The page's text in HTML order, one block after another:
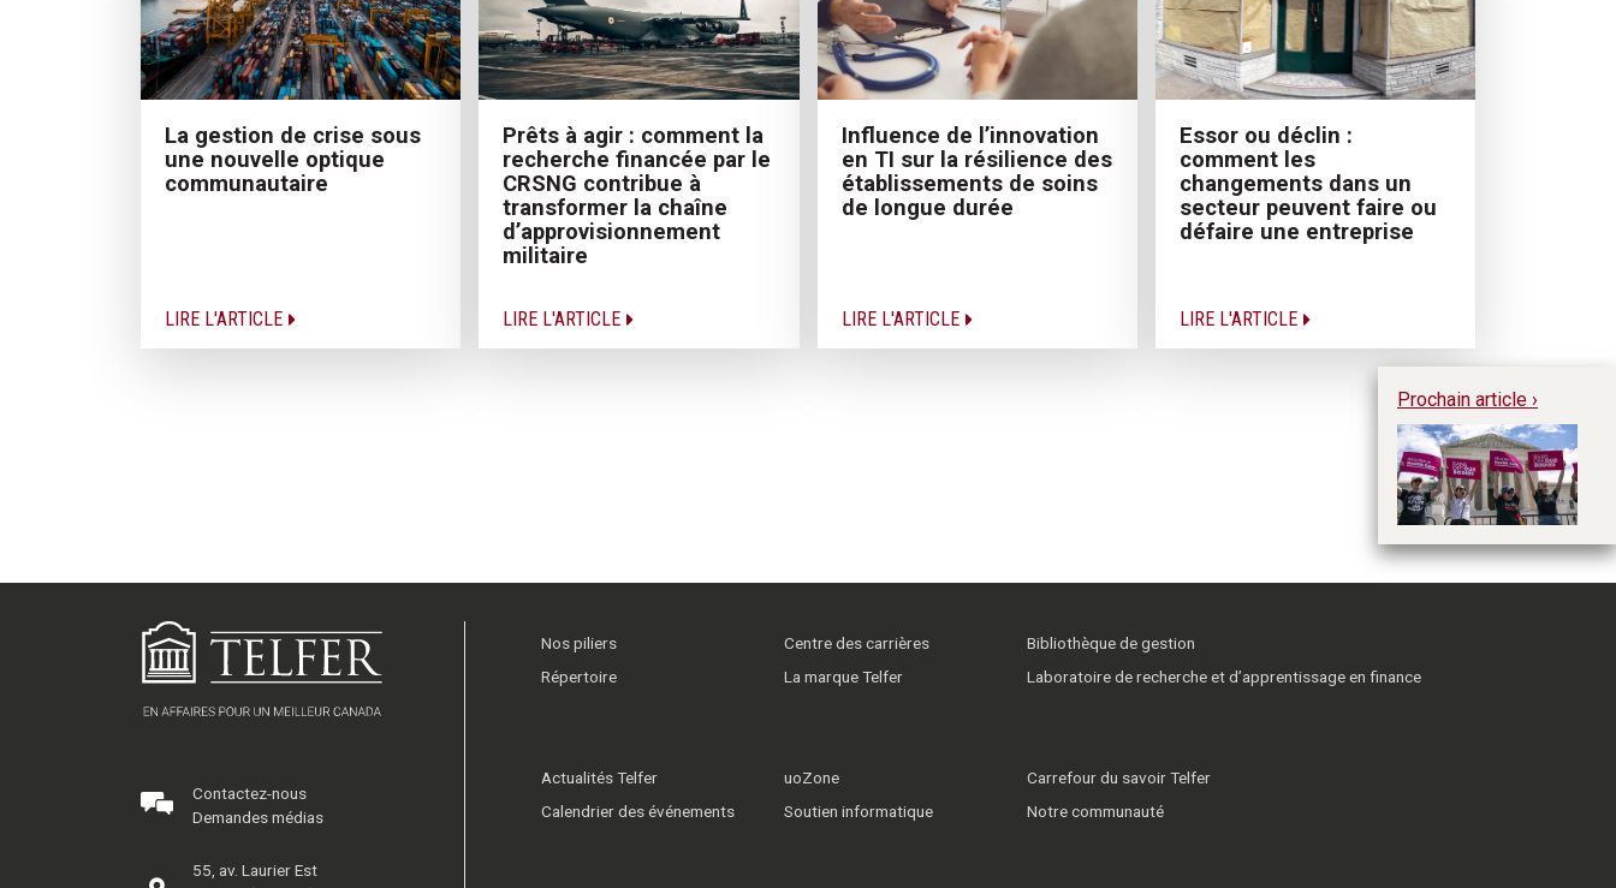
La gestion de crise sous
une nouvelle optique
communautaire
LIRE L'ARTICLE
Prêts à agir : comment la
recherche financée par le
CRSNG contribue à
transformer la chaîne
d’approvisionnement
militaire
LIRE L'ARTICLE
Influence de l’innovation
en TI sur la résilience des
établissements de soins
de longue durée
LIRE L'ARTICLE
Essor ou déclin :
comment les
changements dans un
secteur peuvent faire ou
défaire une entreprise
LIRE L'ARTICLE
Prochain article ›
Contactez-nous
Demandes médias
55, av. Laurier Est
Nos piliers
Répertoire
Centre des carrières
La marque Telfer
Bibliothèque de gestion
Laboratoire de recherche et d’apprentissage en finance
Actualités Telfer
Calendrier des événements
uoZone
Soutien informatique
Carrefour du savoir Telfer
Notre communauté